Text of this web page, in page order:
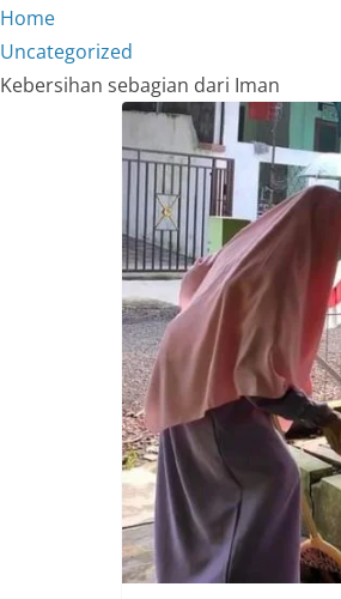
Home
Uncategorized
Kebersihan sebagian dari Iman